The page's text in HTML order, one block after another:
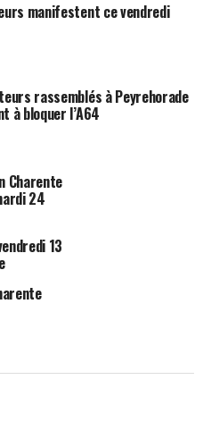
manifestent ce vendredi
rassemblés à Peyrehorade
à bloquer l’A64
Charente
24
13